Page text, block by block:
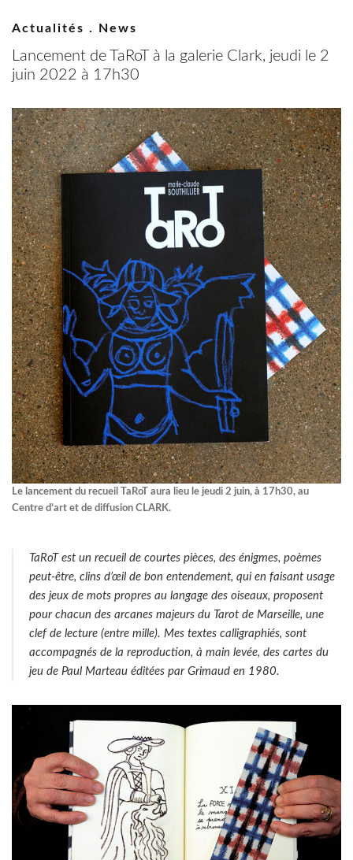
Actualités . News
Lancement de TaRoT à la galerie Clark, jeudi le 2
juin 2022 à 17h30
Le lancement du recueil TaRoT aura lieu le jeudi 2 juin, à 17h30, au
Centre d’art et de diffusion CLARK.
TaRoT est un recueil de courtes pièces, des énigmes, poèmes
peut-être, clins d’œil de bon entendement, qui en faisant usage
des jeux de mots propres au langage des oiseaux, proposent
pour chacun des arcanes majeurs du Tarot de Marseille, une
clef de lecture (entre mille). Mes textes calligraphiés, sont
accompagnés de la reproduction, à main levée, des cartes du
jeu de Paul Marteau éditées par Grimaud en 1980.